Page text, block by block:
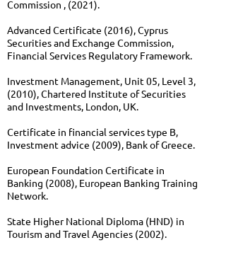
Commission , (2021).
Advanced Certificate (2016), Cyprus
Securities and Exchange Commission,
Financial Services Regulatory Framework.
Investment Management, Unit 05, Level 3,
(2010), Chartered Institute of Securities
and Investments, London, UK.
Certificate in financial services type B,
Investment advice (2009), Bank of Greece.
European Foundation Certificate in
Banking (2008), European Banking Training
Network.
State Higher National Diploma (HND) in
Tourism and Travel Agencies (2002).